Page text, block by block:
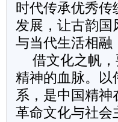
时代传承优秀传
发展，让古韵国
与当代生活相融
借文化之帆
精神的血脉。以
系，是中国精
革命文化与社会